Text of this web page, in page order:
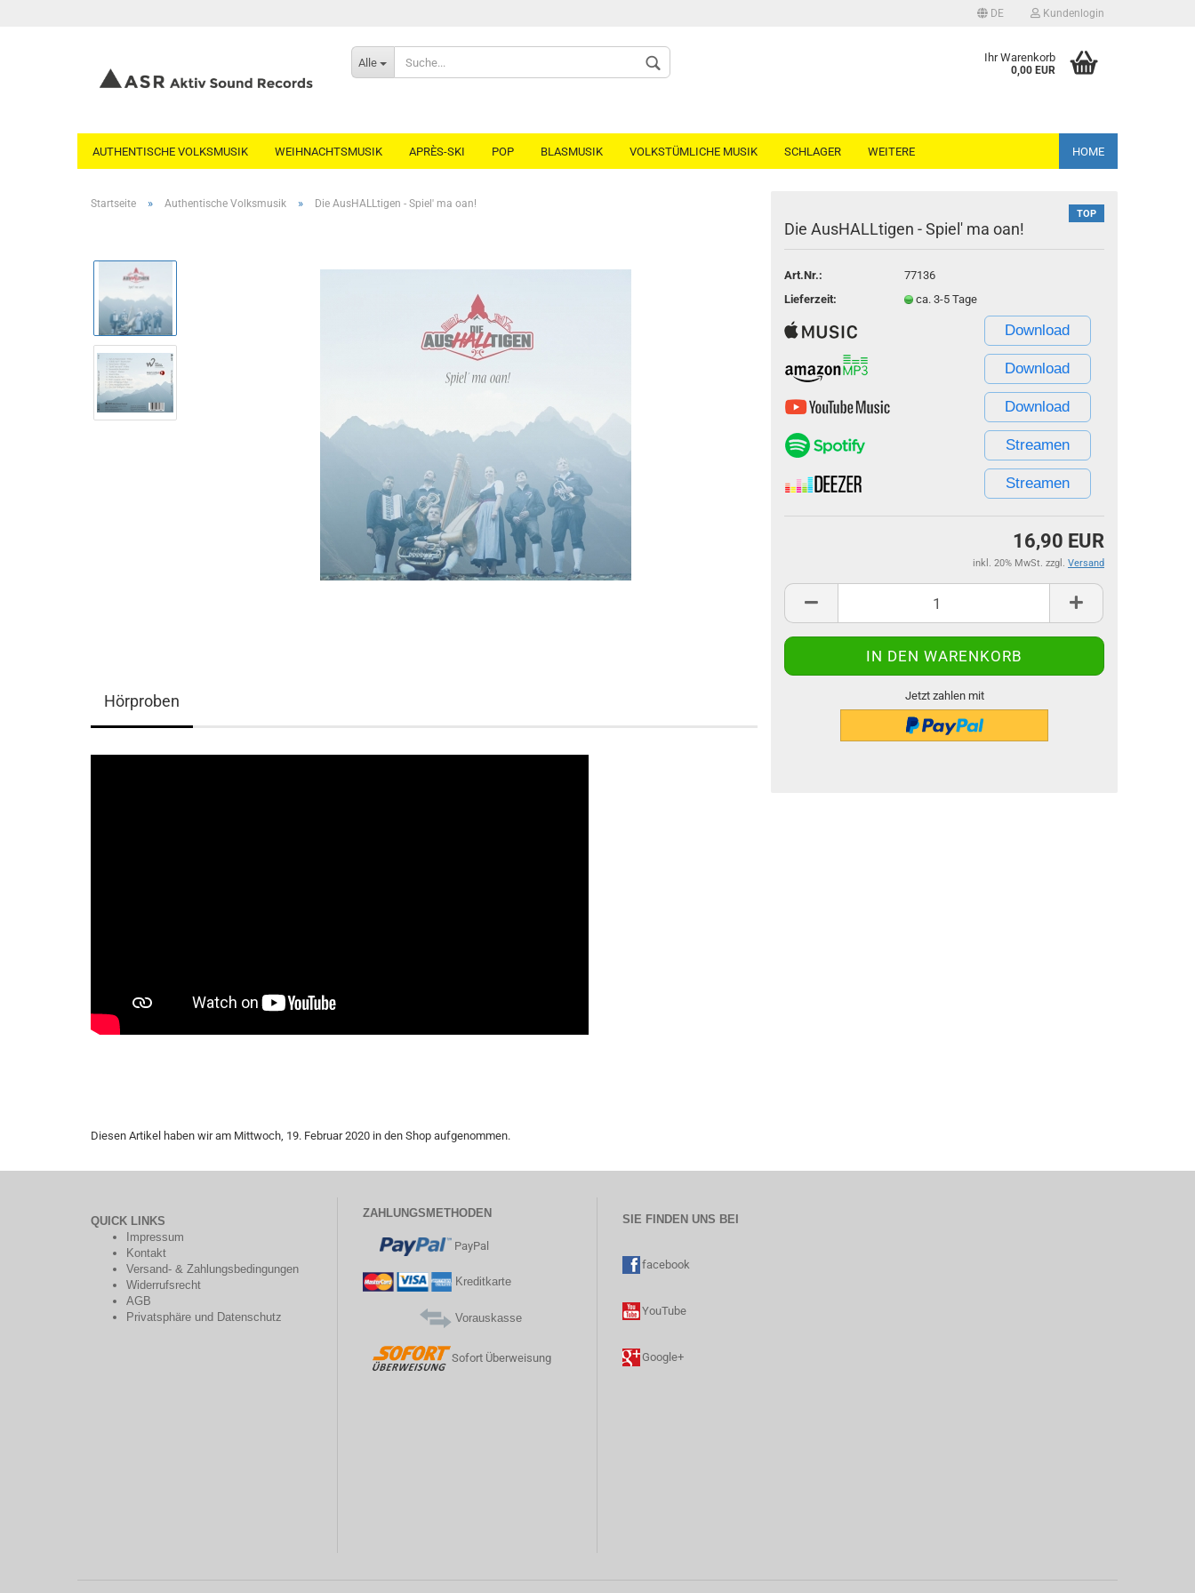
DE Kundenlogin
Passwort vergessen?
Alle Ihr Warenkorb
0,00 EUR
AUTHENTISCHE VOLKSMUSIK WEIHNACHTSMUSIK APRÈS-SKI POP BLASMUSIK VOLKSTÜMLICHE MUSIK SCHLAGER HOME
WEITERE
Startseite » Authentische Volksmusik » Die AusHALLtigen - Spiel' ma oan!
TOP
Die AusHALLtigen - Spiel' ma oan!
Art.Nr.:
77136
Lieferzeit:
ca. 3-5 Tage
Download
Download
Download
Streamen
Streamen
16,90 EUR
inkl. 20% MwSt. zzgl. Versand
Jetzt zahlen mit
Hörproben
Diesen Artikel haben wir am Mittwoch, 19. Februar 2020 in den Shop aufgenommen.
QUICK LINKS
Impressum
Kontakt
Versand- & Zahlungsbedingungen
Widerrufsrecht
AGB
Privatsphäre und Datenschutz
ZAHLUNGSMETHODEN
PayPal
Kreditkarte
Vorauskasse
Sofort Überweisung
SIE FINDEN UNS BEI
facebook
YouTube
Google+